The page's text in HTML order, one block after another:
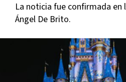
La noticia fue confirmada
Ángel De Brito.